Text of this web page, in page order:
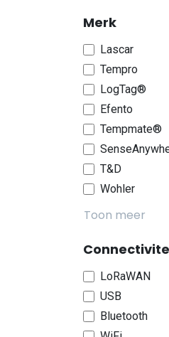
Merk
Lascar
Tempro
LogTag®
Efento
Tempmate®
T&D
Wohler
Toon meer
LoRaWAN
USB
Bluetooth